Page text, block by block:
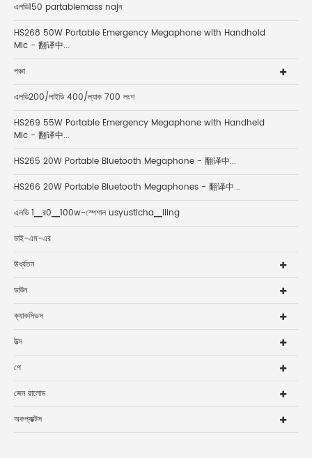
এলডি150 partablemass najন
HS268 50W Portable Emergency Megaphone with Handhold
Mic - 翻译中...
পঞ্চা
এলডি200/লাইডি 400/ল্যাক 700 লংশ
HS269 55W Portable Emergency Megaphone with Handheld
Mic - 翻译中...
HS265 20W Portable Bluetooth Megaphone - 翻译中...
HS266 20W Portable Bluetooth Megaphones - 翻译中...
এলডি 1▁র0▁100w-স্পেশাল usyusticha▁iling
ডাই-এম-এর
ঊর্ধ্বতন
ডাউন
ক্যাকসিভস
উত্স
পে
জেন রালোড
অকপ্যাক্টস